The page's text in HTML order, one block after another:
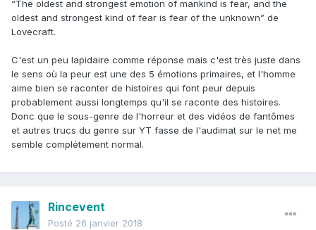
“The oldest and strongest emotion of mankind is fear, and the
oldest and strongest kind of fear is fear of the unknown” de
Lovecraft.
C'est un peu lapidaire comme réponse mais c'est très juste dans
le sens où la peur est une des 5 émotions primaires, et l'homme
aime bien se raconter de histoires qui font peur depuis
probablement aussi longtemps qu'il se raconte des histoires.
Donc que le sous-genre de l'horreur et des vidéos de fantômes
et autres trucs du genre sur YT fasse de l'audimat sur le net me
semble complétement normal.
Rincevent
Posté 26 janvier 2018